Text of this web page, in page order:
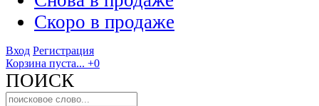
Скоро в продаже
Вход Регистрация
Корзина пуста... +0
ПОИСК